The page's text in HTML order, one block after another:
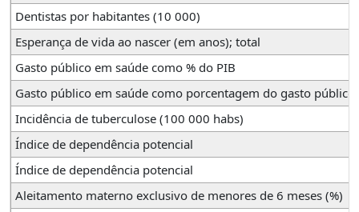
Dentistas por habitantes (10 000)
Esperança de vida ao nascer (em anos); total
Gasto público em saúde como % do PIB
Gasto público em saúde como porcentagem do gasto
Incidência de tuberculose (100 000 habs)
Índice de dependência potencial
Índice de dependência potencial
Aleitamento materno exclusivo de menores de 6 meses (%)